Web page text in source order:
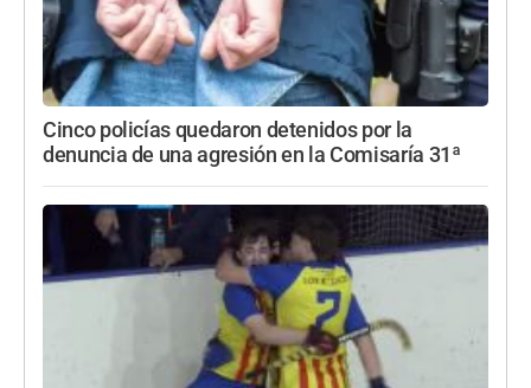
Cinco policías quedaron detenidos por la
denuncia de una agresión en la Comisaría 31ª